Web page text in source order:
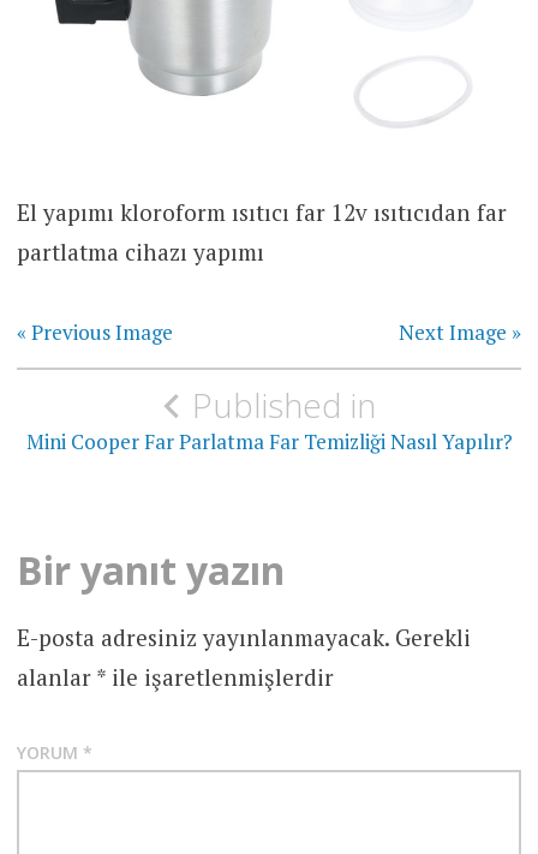
El yapımı kloroform ısıtıcı far 12v ısıtıcıdan far
partlatma cihazı yapımı
« Previous Image Next Image »
Yazı
gezinmesiPublished in
Mini Cooper Far Parlatma Far Temizliği Nasıl Yapılır?
Bir yanıt yazın
E-posta adresiniz yayınlanmayacak. Gerekli
alanlar *ile işaretlenmişlerdir
YORUM *